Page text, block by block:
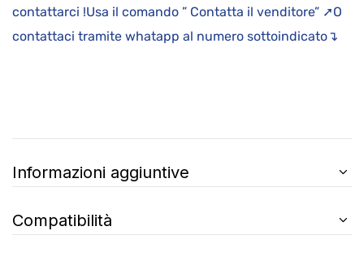
contattarci !Usa il comando ” Contatta il venditore” ➚O
contattaci tramite whatapp al numero sottoindicato↴
Informazioni aggiuntive
Compatibilità